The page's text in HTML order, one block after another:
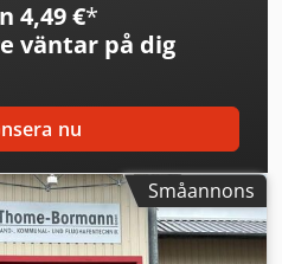
4,49 €*
väntar på dig
nu
Småannons